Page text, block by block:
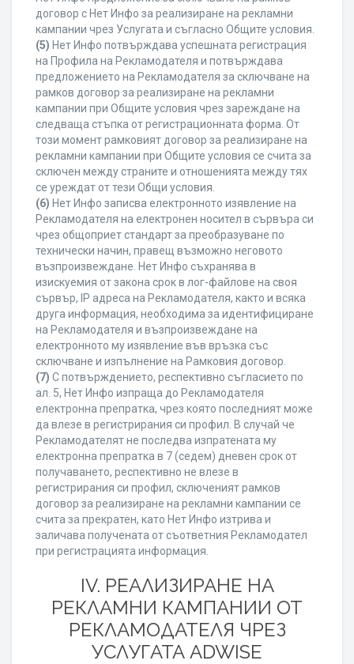
договор с Нет Инфо за реализиране на рекламни
кампании чрез Услугата и съгласно Общите условия.
(5) Нет Инфо потвърждава успешната регистрация
на Профила на Рекламодателя и потвърждава
предложението на Рекламодателя за сключване на
рамков договор за реализиране на рекламни
кампании при Общите условия чрез зареждане на
следваща стъпка от регистрационната форма. От
този момент рамковият договор за реализиране на
рекламни кампании при Общите условия се счита за
сключен между страните и отношенията между тях
се уреждат от тези Общи условия.
(6) Нет Инфо записва електронното изявление на
Рекламодателя на електронен носител в сървъра си
чрез общоприет стандарт за преобразуване по
технически начин, правещ възможно неговото
възпроизвеждане. Нет Инфо съхранява в
изискуемия от закона срок в лог-файлове на своя
сървър, IP адреса на Рекламодателя, както и всяка
друга информация, необходима за идентифициране
на Рекламодателя и възпроизвеждане на
електронното му изявление във връзка със
сключване и изпълнение на Рамковия договор.
(7) С потвърждението, респективно съгласието по
ал. 5, Нет Инфо изпраща до Рекламодателя
електронна препратка, чрез която последният може
да влезе в регистрирания си профил. В случай че
Рекламодателят не последва изпратената му
електронна препратка в 7 (седем) дневен срок от
получаването, респективно не влезе в
регистрирания си профил, сключеният рамков
договор за реализиране на рекламни кампании се
счита за прекратен, като Нет Инфо изтрива и
заличава получената от съответния Рекламодател
при регистрацията информация.
IV. РЕАЛИЗИРАНЕ НА
РЕКЛАМНИ КАМПАНИИ ОТ
РЕКЛАМОДАТЕЛЯ ЧРЕЗ
УСЛУГАТА ADWISE